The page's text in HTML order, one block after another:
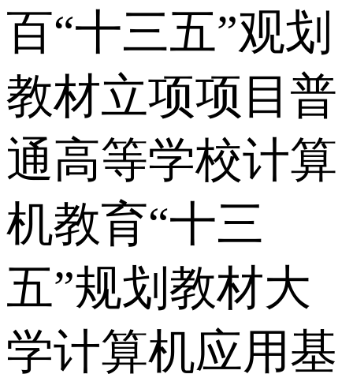
百“十三五”观划
教材立项项目普
通高等学校计算
机教育“十三
五”规划教材大
学计算机应用基